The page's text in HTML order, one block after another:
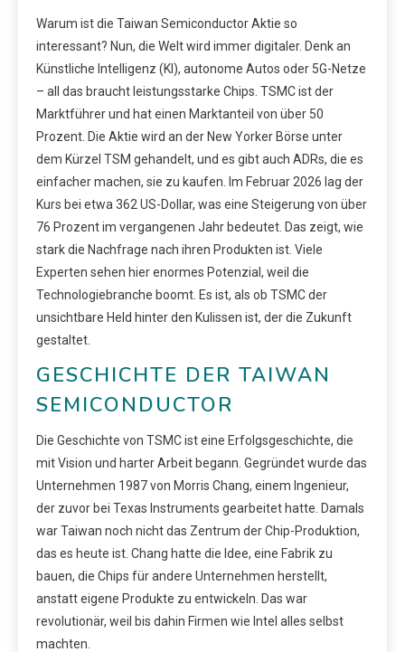
Warum ist die Taiwan Semiconductor Aktie so
interessant? Nun, die Welt wird immer digitaler. Denk an
Künstliche Intelligenz (KI), autonome Autos oder 5G-Netze
– all das braucht leistungsstarke Chips. TSMC ist der
Marktführer und hat einen Marktanteil von über 50
Prozent. Die Aktie wird an der New Yorker Börse unter
dem Kürzel TSM gehandelt, und es gibt auch ADRs, die es
einfacher machen, sie zu kaufen. Im Februar 2026 lag der
Kurs bei etwa 362 US-Dollar, was eine Steigerung von über
76 Prozent im vergangenen Jahr bedeutet. Das zeigt, wie
stark die Nachfrage nach ihren Produkten ist. Viele
Experten sehen hier enormes Potenzial, weil die
Technologiebranche boomt. Es ist, als ob TSMC der
unsichtbare Held hinter den Kulissen ist, der die Zukunft
gestaltet.
GESCHICHTE DER TAIWAN
SEMICONDUCTOR
Die Geschichte von TSMC ist eine Erfolgsgeschichte, die
mit Vision und harter Arbeit begann. Gegründet wurde das
Unternehmen 1987 von Morris Chang, einem Ingenieur,
der zuvor bei Texas Instruments gearbeitet hatte. Damals
war Taiwan noch nicht das Zentrum der Chip-Produktion,
das es heute ist. Chang hatte die Idee, eine Fabrik zu
bauen, die Chips für andere Unternehmen herstellt,
anstatt eigene Produkte zu entwickeln. Das war
revolutionär, weil bis dahin Firmen wie Intel alles selbst
machten.